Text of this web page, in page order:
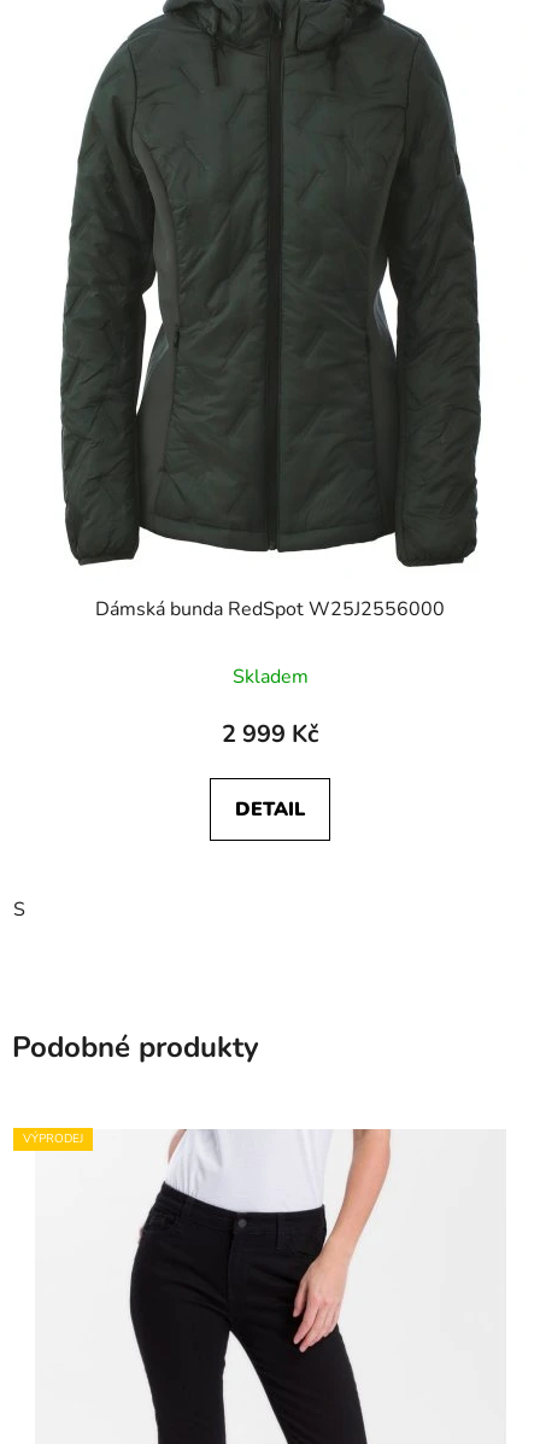
Dámská bunda RedSpot W25J2556000
Skladem
2 999 Kč
DETAIL
S
Podobné produkty
VÝPRODEJ